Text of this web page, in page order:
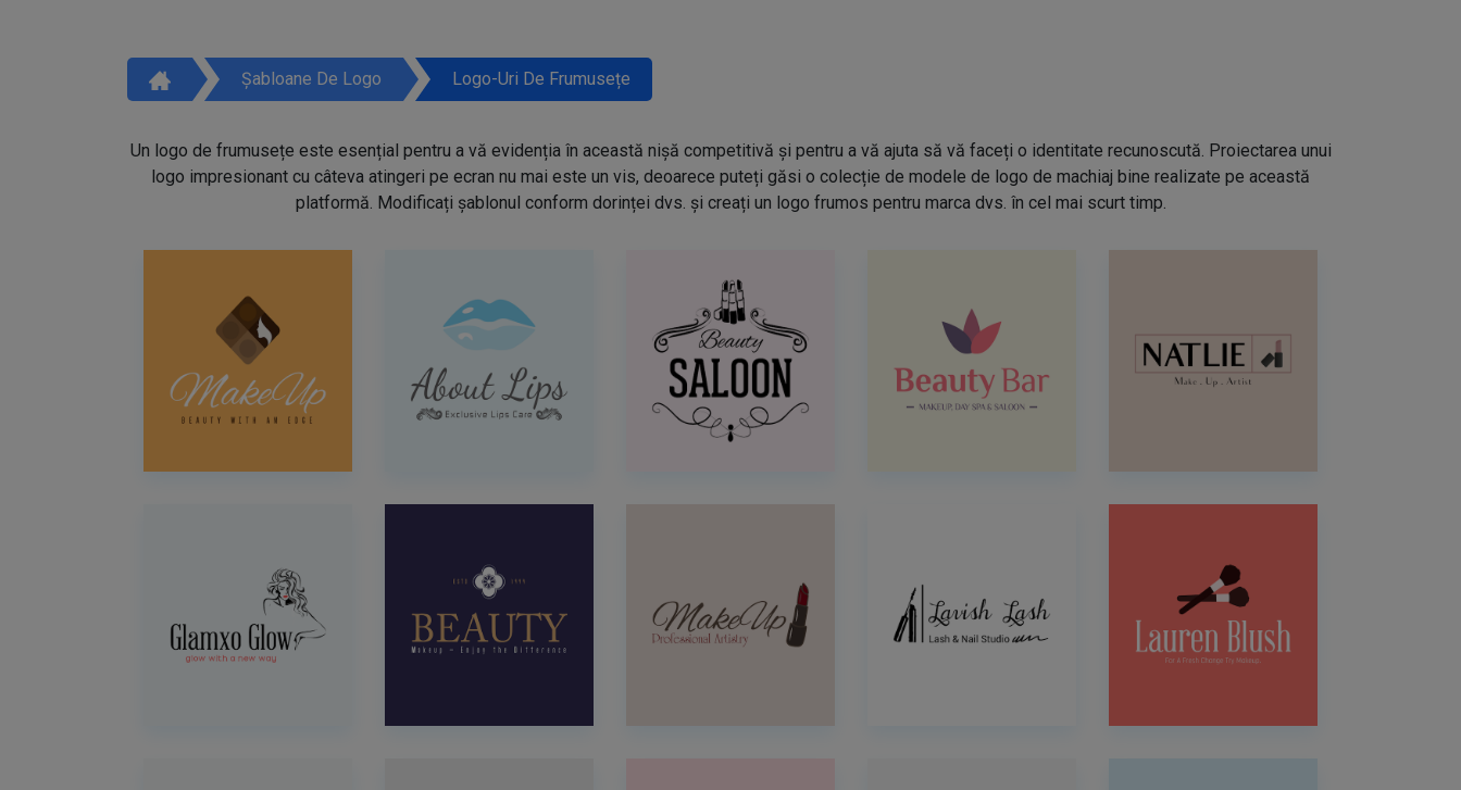
Șabloane De Logo Logo-Uri De Frumusețe
Un logo de frumusețe este esențial pentru a vă evidenția în această nișă competitivă și pentru a vă ajuta să vă faceți o identitate recunoscută. Proiectarea unui
logo impresionant cu câteva atingeri pe ecran nu mai este un vis, deoarece puteți găsi o colecție de modele de logo de machiaj bine realizate pe această
platformă. Modificați șablonul conform dorinței dvs. și creați un logo frumos pentru marca dvs. în cel mai scurt timp.